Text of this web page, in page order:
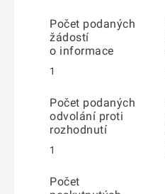
Počet podaných
žádostí
o informace
1
Počet podaných
odvolání proti
rozhodnutí
1
Počet